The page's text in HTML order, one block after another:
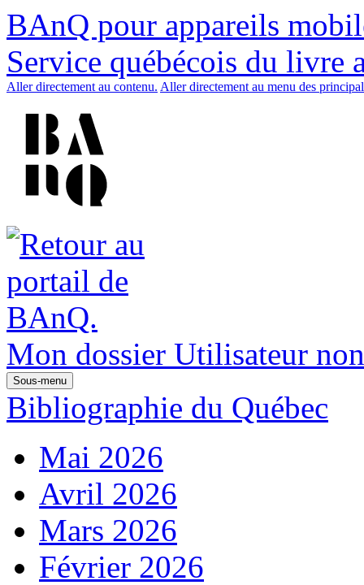
BAnQ pour appareils
Service québécois du livre
Aller directement au contenu. Aller directement au menu des
Mon dossier Utilisateur
Sous-menu
Bibliographie du Québec
Mai 2026
Avril 2026
Mars 2026
Février 2026